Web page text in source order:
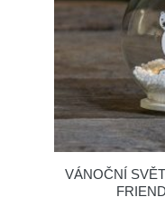
VÁNOČNÍ